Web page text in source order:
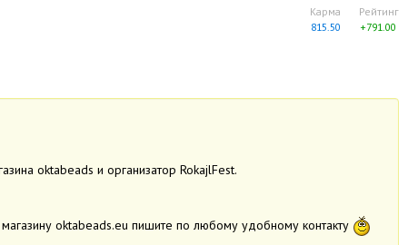
Рейтинг
+791.00
Карма
815.50
oktabeads и организатор RokajlFest.
oktabeads.eu пишите по любому удобному контакту